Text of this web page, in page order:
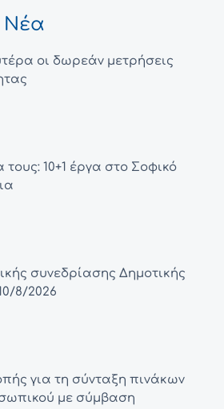
Νέα
οι δωρεάν μετρήσεις
10+1 έργα στο Σοφικό
συνεδρίασης Δημοτικής
8/2026
για τη σύνταξη πινάκων
με σύμβαση